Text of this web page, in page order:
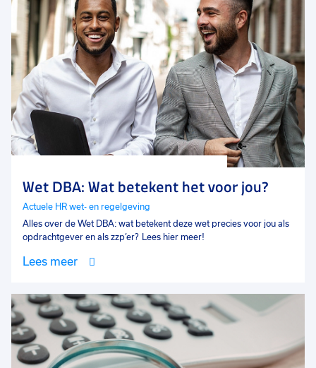
Wet DBA: Wat betekent het voor jou?
Actuele HR wet- en regelgeving
Alles over de Wet DBA: wat betekent deze wet precies voor jou als
opdrachtgever en als zzp’er? Lees hier meer!
Lees meer